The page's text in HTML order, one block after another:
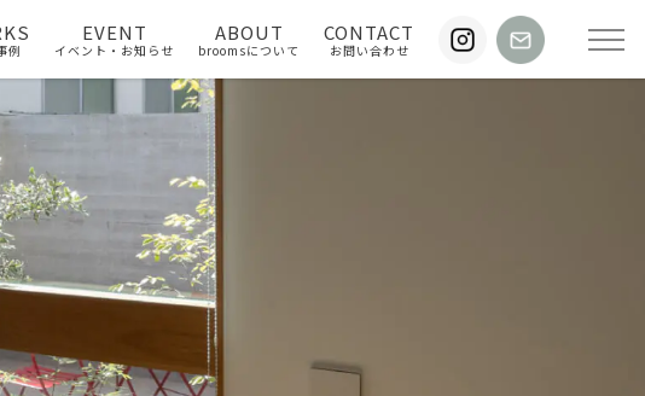
例
EVENT
イベント・お知らせ
ABOUT
broomsについて
CONTACT
お問い合わせ
り方